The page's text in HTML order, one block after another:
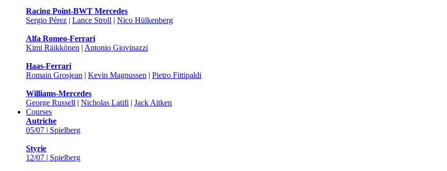
Racing Point-BWT Mercedes
Sergio Pérez | Lance Stroll | Nico Hülkenberg
Alfa Romeo-Ferrari
Kimi Räikkönen | Antonio Giovinazzi
Haas-Ferrari
Romain Grosjean | Kevin Magnussen | Pietro Fittipaldi
Williams-Mercedes
George Russell | Nicholas Latifi | Jack Aitken
Courses
Autriche
05/07 | Spielberg
Styrie
12/07 | Spielberg